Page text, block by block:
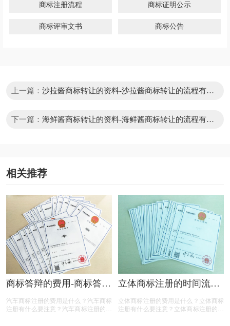
商标注册流程 商标证明公示
商标评审文书 商标公告
上一篇： 沙拉酱商标转让的资料-沙拉酱商标转让的流程有哪
下一篇： 海鲜酱商标转让的资料-海鲜酱商标转让的流程有哪
相关推荐
商标答辩的费用-商标答辩
汽车商标注册的费用是什么？汽车商标
注册有什么要注意？汽车商标注册的流
立体商标注册的时间流程-
立体商标注册的费用是什么？立体商标
注册有什么要注意？立体商标注册的流